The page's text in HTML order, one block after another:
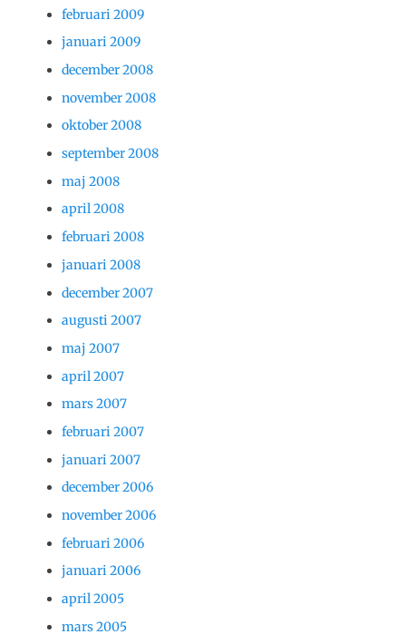
februari 2009
januari 2009
december 2008
november 2008
oktober 2008
september 2008
maj 2008
april 2008
februari 2008
januari 2008
december 2007
augusti 2007
maj 2007
april 2007
mars 2007
februari 2007
januari 2007
december 2006
november 2006
februari 2006
januari 2006
april 2005
mars 2005